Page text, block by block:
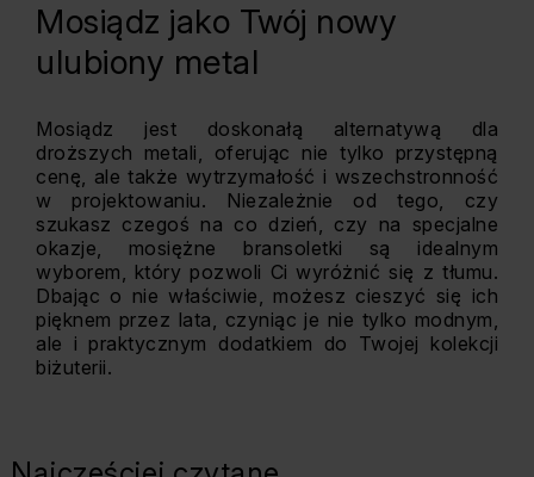
Mosiądz jako Twój nowy
ulubiony metal
Mosiądz jest doskonałą alternatywą dla
droższych metali, oferując nie tylko przystępną
cenę, ale także wytrzymałość i wszechstronność
w projektowaniu. Niezależnie od tego, czy
szukasz czegoś na co dzień, czy na specjalne
okazje, mosiężne bransoletki są idealnym
wyborem, który pozwoli Ci wyróżnić się z tłumu.
Dbając o nie właściwie, możesz cieszyć się ich
pięknem przez lata, czyniąc je nie tylko modnym,
ale i praktycznym dodatkiem do Twojej kolekcji
biżuterii.